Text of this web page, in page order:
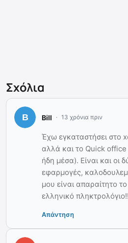
Σχόλια
Bill 13 χρόνια πριν
Έχω εγκαταστήσει στο
αλλά και το Quick
ήδη μέσα). Είναι και οι
εφαρμογές,
μου είναι απαραίτητο
ελληνικό
Απάντηση